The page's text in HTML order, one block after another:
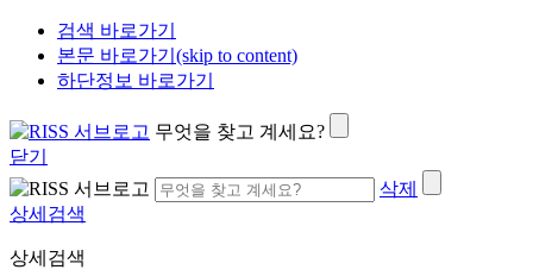
검색 바로가기
본문 바로가기(skip to content)
하단정보 바로가기
무엇을 찾고 계세요?
닫기
삭제
상세검색
상세검색